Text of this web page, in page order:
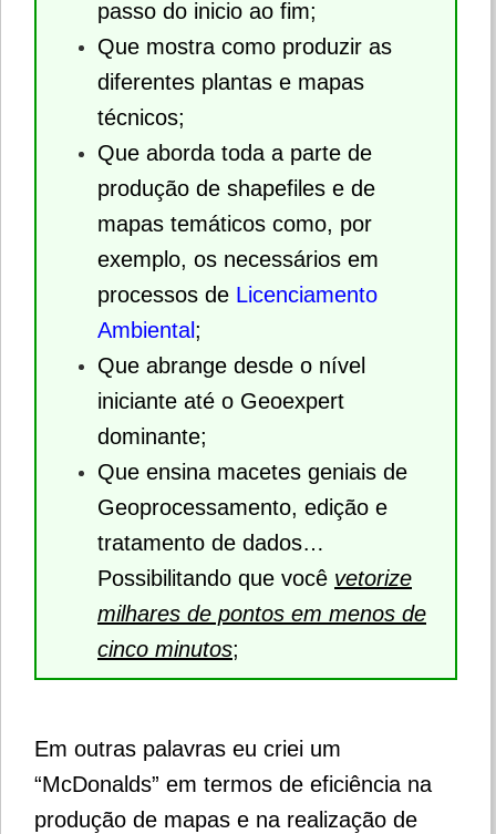
passo do inicio ao fim;
Que mostra como produzir as
diferentes plantas e mapas
técnicos;
Que aborda toda a parte de
produção de shapefiles e de
mapas temáticos como, por
exemplo, os necessários em
processos de Licenciamento
Ambiental ;
Que abrange desde o nível
iniciante até o Geoexpert
dominante;
Que ensina macetes geniais de
Geoprocessamento, edição e
tratamento de dados…
Possibilitando que você vetorize
milhares de pontos em menos de
cinco minutos;
Em outras palavras eu criei um
“McDonalds” em termos de eficiência na
produção de mapas e na realização de